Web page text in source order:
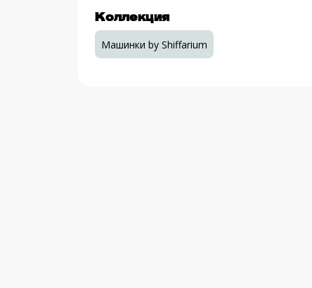
Коллекция
Машинки by Shiffarium